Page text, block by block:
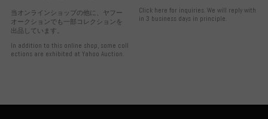
当オンラインショップの他に、ヤフー
オークションでも一部コレクションを
出品しています。
In addition to this online shop, some coll
ections are exhibited at Yahoo Auction.
Click here for inquiries. We will reply with
in 3 business days in principle.